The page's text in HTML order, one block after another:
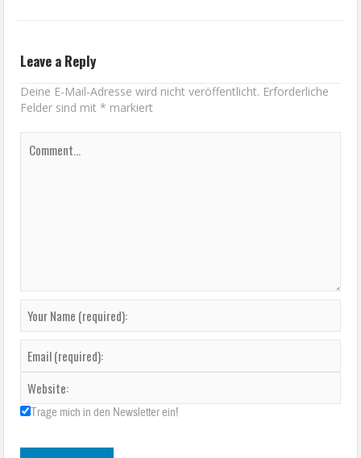
Leave a Reply
Deine E-Mail-Adresse wird nicht veröffentlicht. Erforderliche
Felder sind mit
markiert
Trage mich in den Newsletter ein!